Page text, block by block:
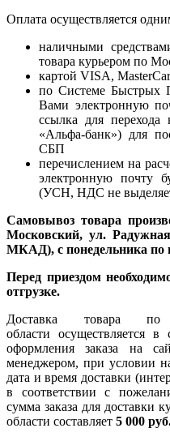
Оплата осуществляется
наличными
товара курьером по
картой VISA,
по Системе Быстрых
Вами электронную
ссылка для
«Альфа-банк») для
СБП
перечислением на
электронную почту
(УСН, НДС не
Самовывоз товара
Московский, ул.
МКАД), с понедельника по
Перед приездом
отгрузке.
Доставка товара
области осуществляется
оформления заказа на
менеджером, при условии
дата и время доставки
в соответствии с
сумма заказа для доставки
области составляет 5 000